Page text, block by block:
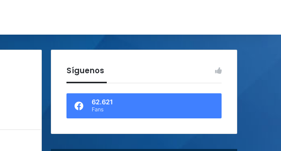
Síguenos
62.621
Fans